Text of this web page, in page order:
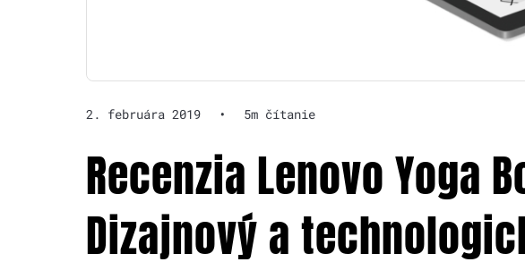
2. februára 2019 • 5m čítanie
Recenzia Lenovo Yoga
Dizajnový a